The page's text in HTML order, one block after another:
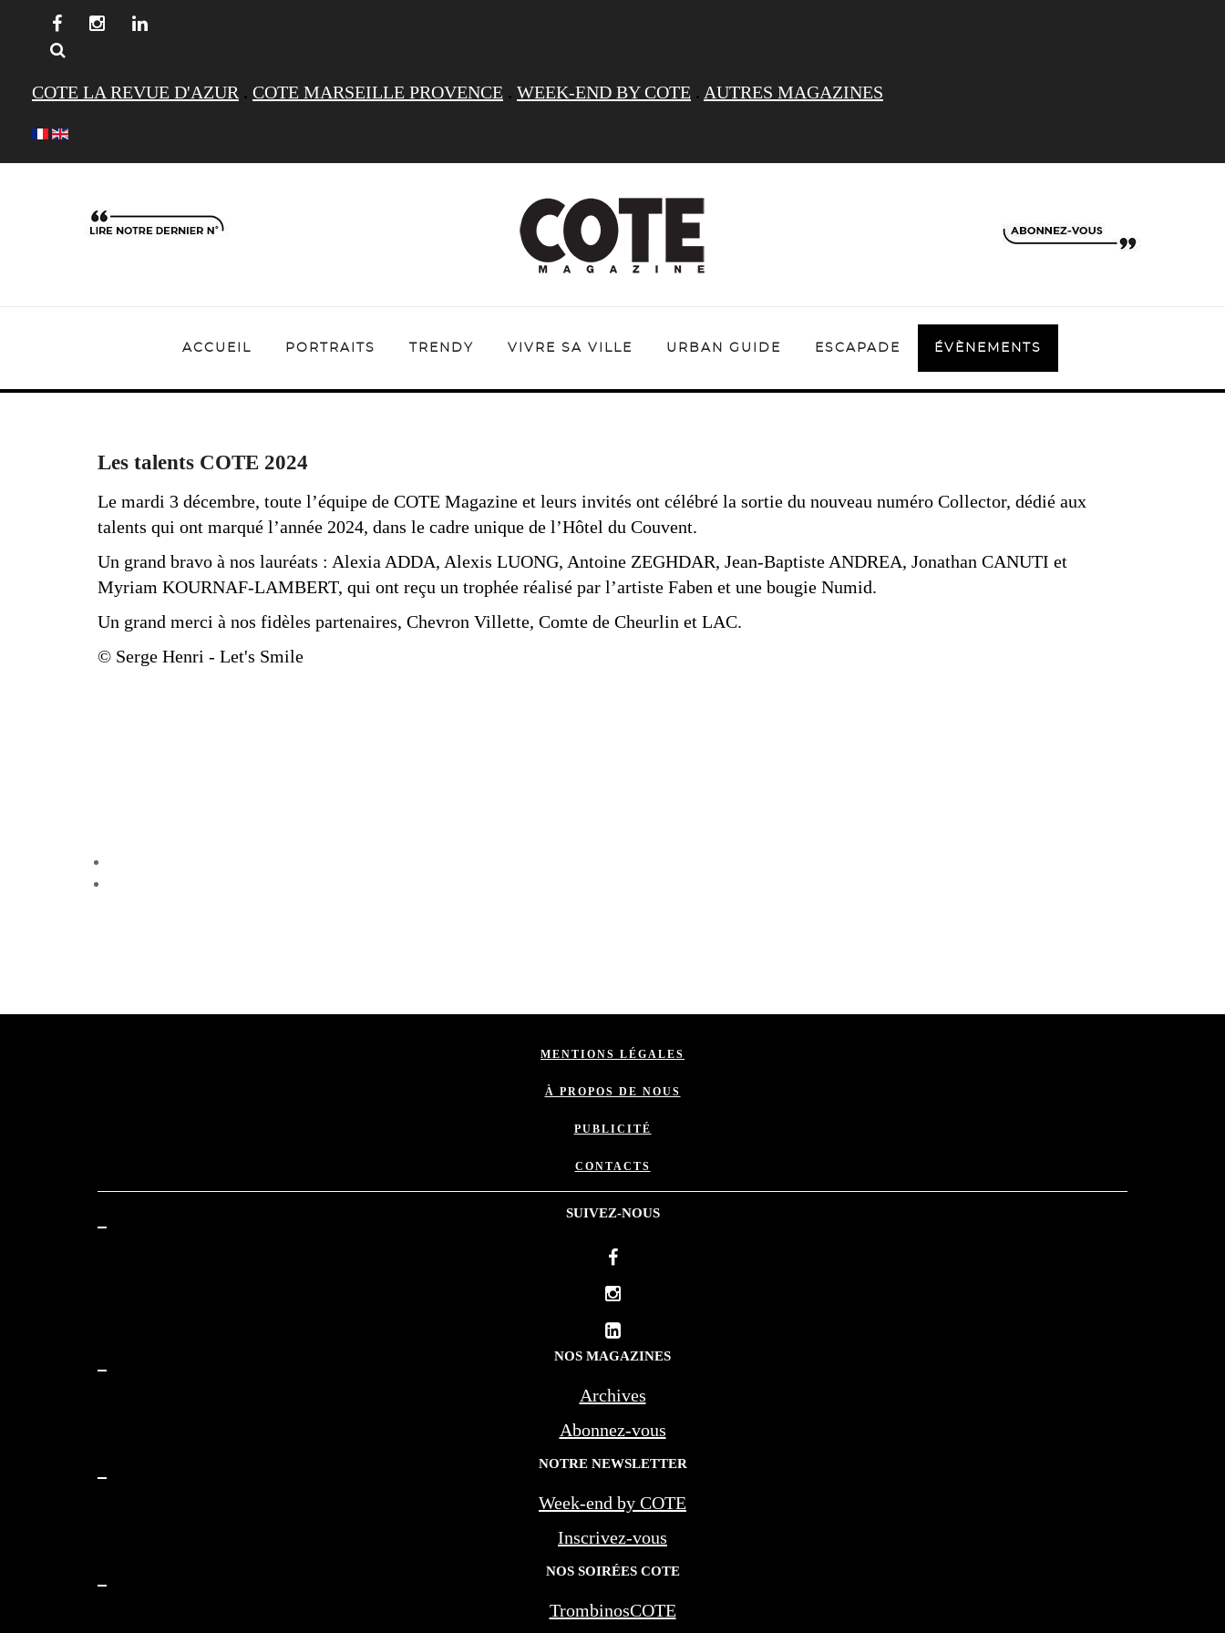
COTE LA REVUE D'AZUR . COTE MARSEILLE PROVENCE . WEEK-END BY COTE . AUTRES MAGAZINES
ACCUEIL PORTRAITS TRENDY VIVRE SA VILLE URBAN GUIDE ESCAPADE ÉVÈNEMENTS
Les talents COTE 2024
Le mardi 3 décembre, toute l’équipe de COTE Magazine et leurs invités ont célébré la sortie du nouveau numéro Collector, dédié aux
talents qui ont marqué l’année 2024, dans le cadre unique de l’Hôtel du Couvent.
Un grand bravo à nos lauréats : Alexia ADDA, Alexis LUONG, Antoine ZEGHDAR, Jean-Baptiste ANDREA, Jonathan CANUTI et
Myriam KOURNAF-LAMBERT, qui ont reçu un trophée réalisé par l’artiste Faben et une bougie Numid.
Un grand merci à nos fidèles partenaires, Chevron Villette, Comte de Cheurlin et LAC.
© Serge Henri - Let's Smile
MENTIONS LÉGALES
À PROPOS DE NOUS
PUBLICITÉ
CONTACTS
SUIVEZ-NOUS
NOS MAGAZINES
Archives
Abonnez-vous
NOTRE NEWSLETTER
Week-end by COTE
Inscrivez-vous
NOS SOIRÉES COTE
TrombinosCOTE